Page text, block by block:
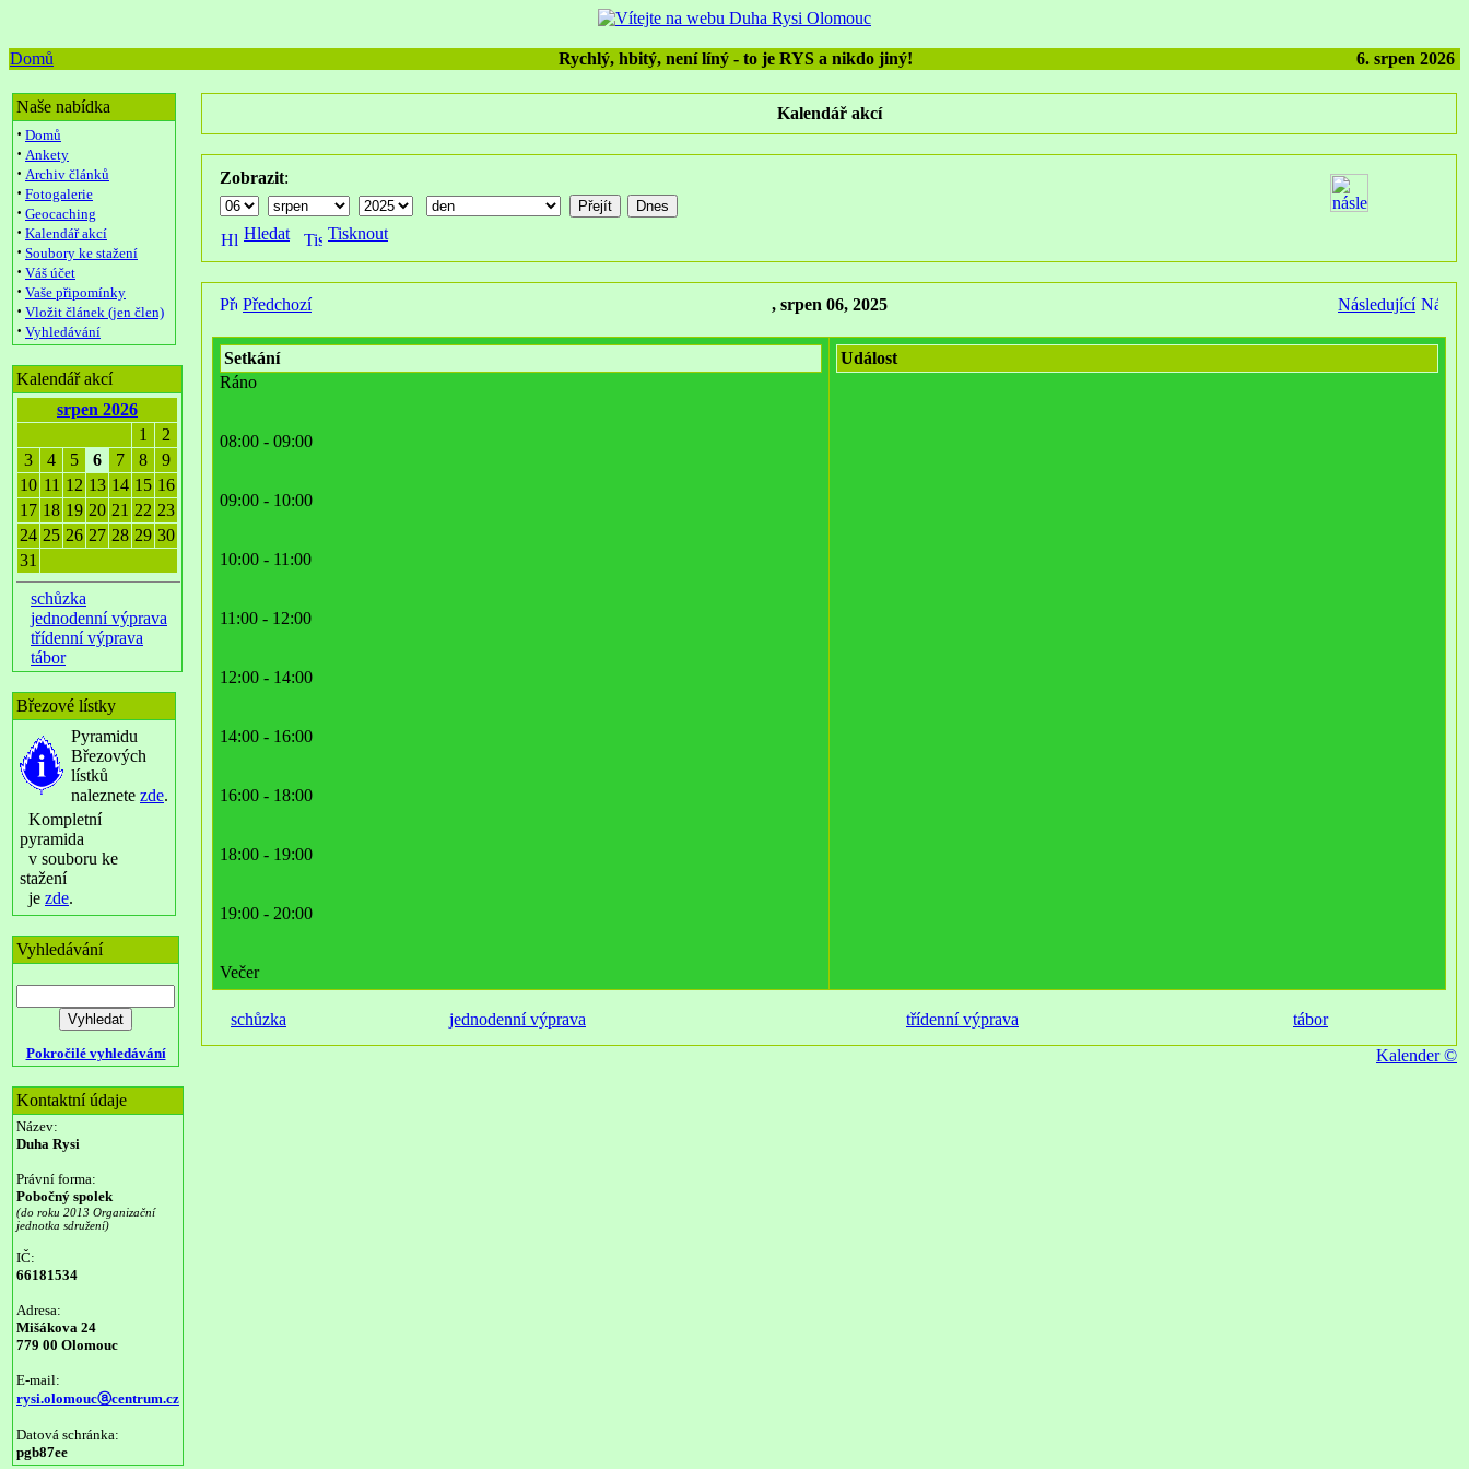
Domů Rychlý, hbitý, není líný - to je RYS a nikdo jiný! 6. srpen 2026
Naše nabídka
· Domů
· Ankety
· Archiv článků
· Fotogalerie
· Geocaching
· Kalendář akcí
· Soubory ke stažení
· Váš účet
· Vaše připomínky
· Vložit článek (jen člen)
· Vyhledávání
Kalendář akcí
srpen 2026
1
2
3
4 5 6 7 8
9
10 11 12 13 14 15 16
17 18 19 20 21 22 23
24 25 26 27 28 29 30
31
schůzka
jednodenní výprava
třídenní výprava
tábor
Březové lístky
Pyramidu
Březových
lístků
naleznete zde.
Kompletní
pyramida
v souboru ke
stažení
je zde.
Vyhledávání
Pokročilé vyhledávání
Kontaktní údaje
Název:
Duha Rysi
Právní forma:
Pobočný spolek
(do roku 2013 Organizační
jednotka sdružení)
IČ:
66181534
Adresa:
Mišákova 24
779 00 Olomouc
E-mail:
rysi.olomoucⓐcentrum.cz
Datová schránka:
pgb87ee
Kalendář akcí
Zobrazit:
Hledat Tisknout
Předchozí , srpen 06, 2025 Následující
Setkání
Ráno
08:00 - 09:00
09:00 - 10:00
10:00 - 11:00
11:00 - 12:00
12:00 - 14:00
14:00 - 16:00
16:00 - 18:00
18:00 - 19:00
19:00 - 20:00
Večer
Událost
schůzka jednodenní výprava třídenní výprava
tábor
Kalender ©